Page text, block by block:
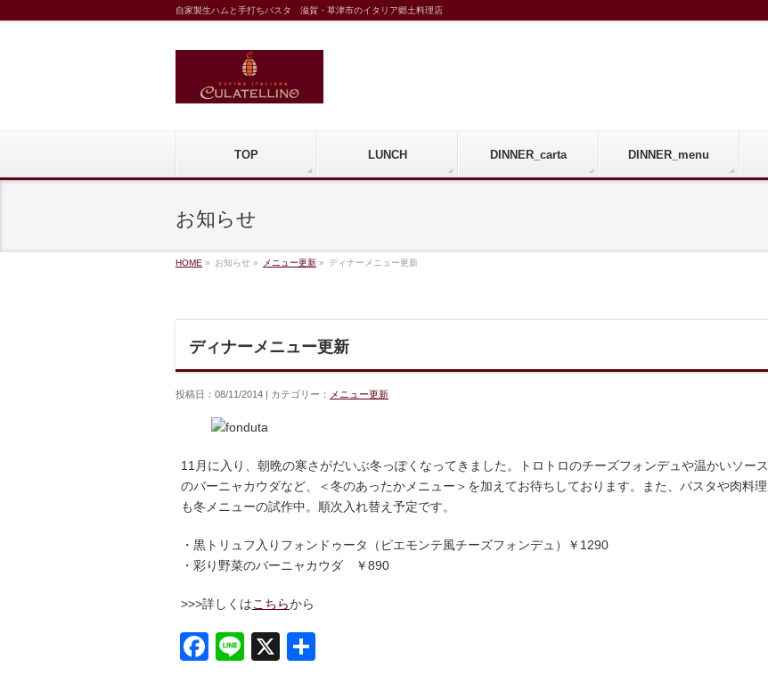
自家製生ハムと手打ちパスタ 滋賀・草津市のイタリア郷土料理店
TOP LUNCH DINNER_carta DINNER_menu
お知らせ
HOME » お知らせ » メニュー更新 » ディナーメニュー更新
ディナーメニュー更新
投稿日：08/11/2014 | カテゴリー： メニュー更新
11月に入り、朝晩の寒さがだいぶ冬っぽくなってきました。トロトロのチーズフォンデュや温かいソース
のバーニャカウダなど、＜冬のあったかメニュー＞を加えてお待ちしております。また、パスタや肉料理
も冬メニューの試作中。順次入れ替え予定です。
・黒トリュフ入りフォンドゥータ（ピエモンテ風チーズフォンデュ）￥1290
・彩り野菜のバーニャカウダ ￥890
>>>詳しくはこちらから
Facebook
Line
X